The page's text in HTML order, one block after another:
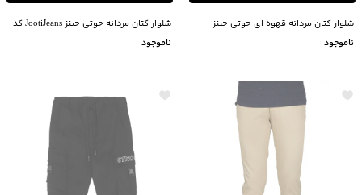
شلوار کتان مردانه قهوه ای جوتی جینز
Jootijeans
ناموجود
شلوار کتان مردانه جوتی جینز JootiJeans کد
84551933
ناموجود